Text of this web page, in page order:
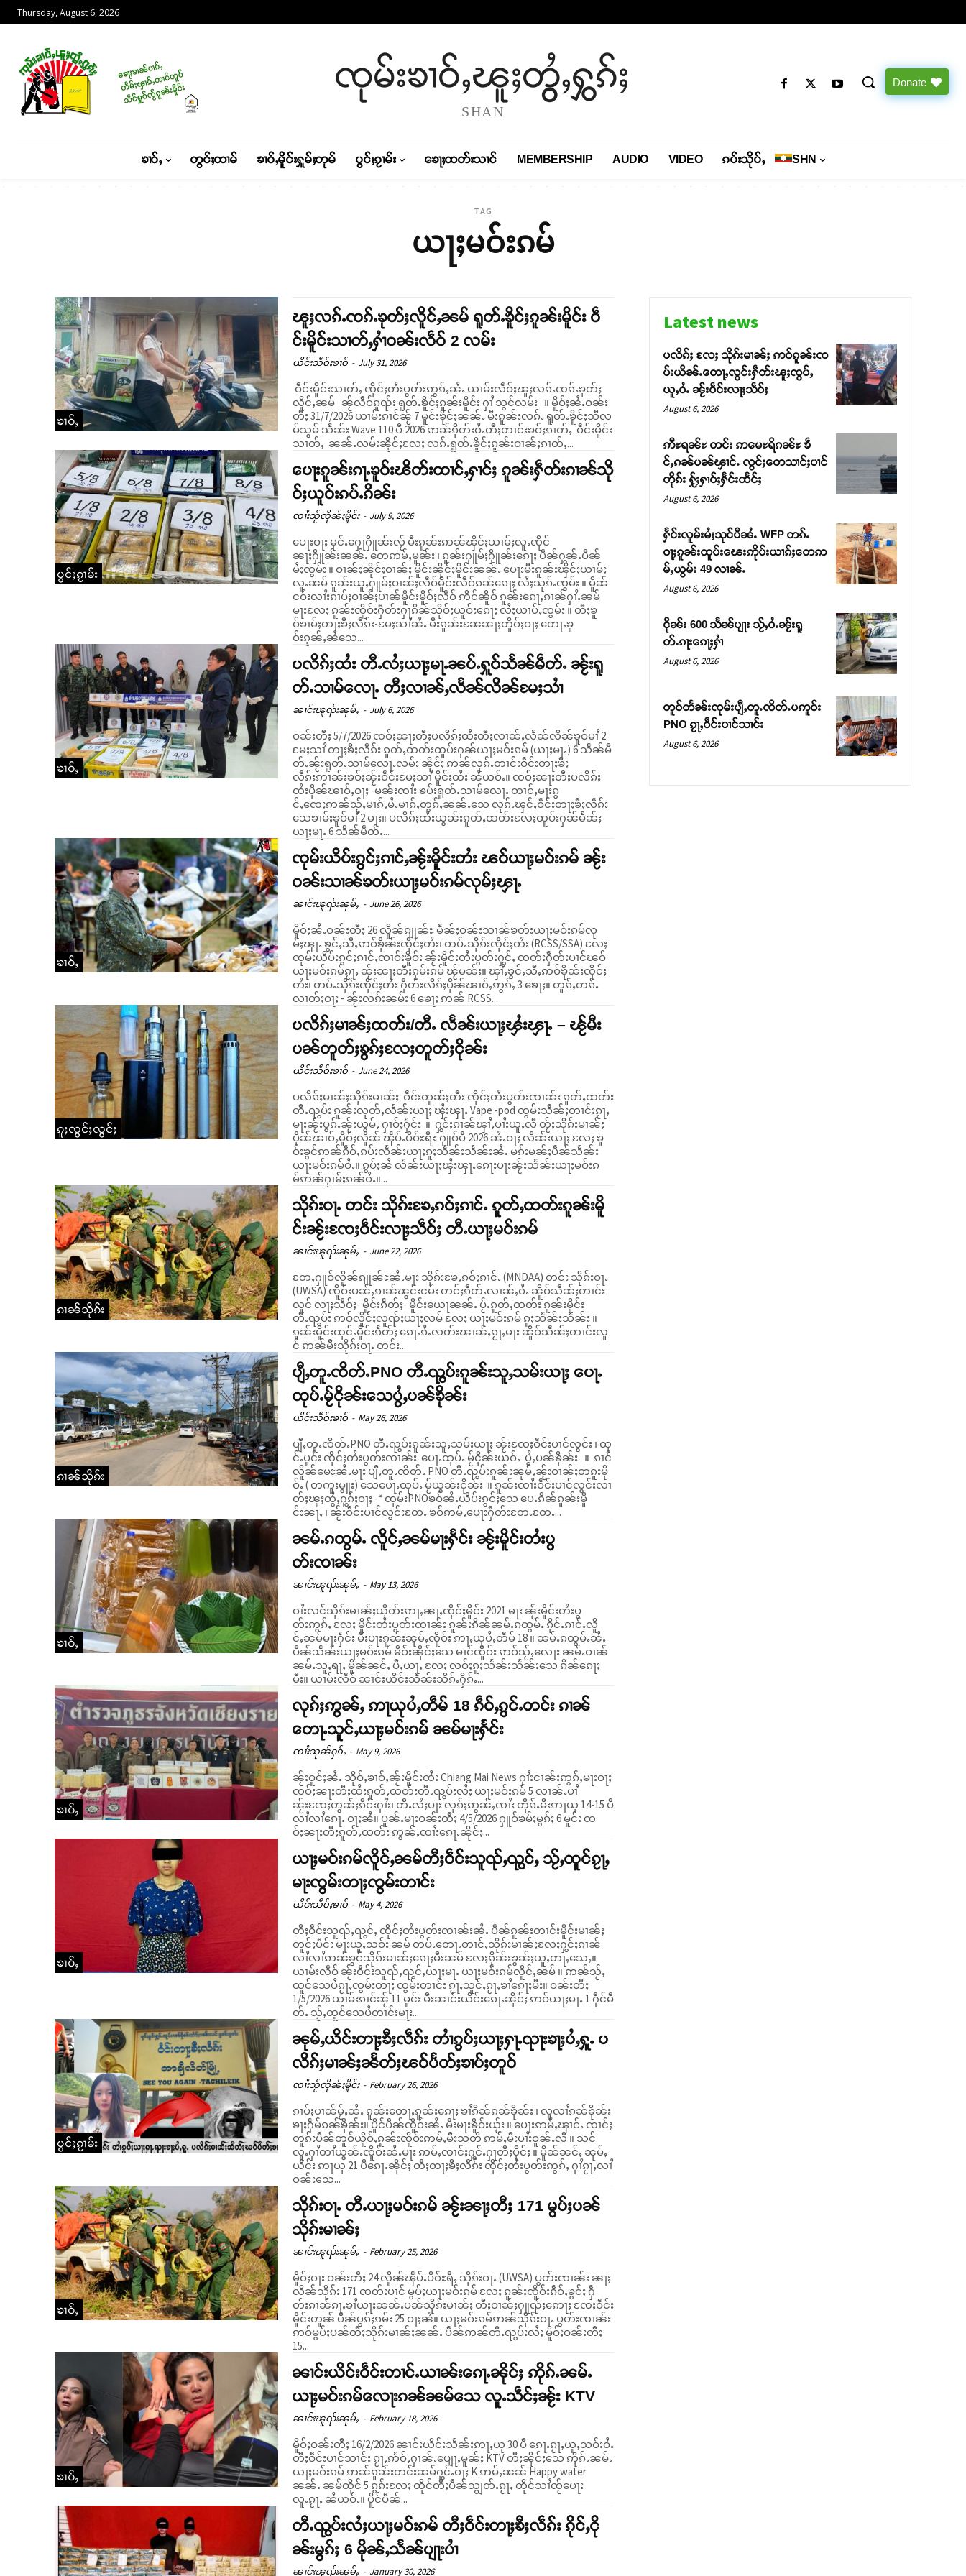
Thursday, August 6, 2026
ၸုမ်းၶၢဝ်ႇၽူႈတွႆႇႁွၵ်ႈ
SHAN
Donate
ၶၢဝ်ႇ တွင်ႈထၢမ် ၶၢဝ်ႇမိူင်းႁူမ်ႈတုမ် ပွင်ႈၵႂၢမ်း ၶေႃႈထတ်းသၢင် MEMBERSHIP AUDIO VIDEO ၵပ်းသိုပ်ႇ SHN
TAG
ယႃႈမဝ်းၵမ်
ၶၢဝ်ႇ
ၽူႈလၵ်ႉၸၵ်ႉၶုတ်ႈလိူင်ႇၼမ် ရူတ်ႉၶိူင်ႈၵူၼ်းမိူင်း ဝဵ
င်းမိူင်းသၢတ်ႇႁၢႆဝၼ်းလဵဝ် 2 လမ်း
ယိင်းသဵဝ်ႈၶၢဝ် - July 31, 2026
ဝဵင်းမိူင်းသၢတ်ႇ ၸိုင်ႈတႆးပွတ်းဢွၵ်ႇၼႆႉ ယၢမ်းလဵဝ်ႈၽူႈလၵ်ႉၸၵ်ႉၶုတ်ႈ
လိူင်ႇၼမ် ၼႂ်လဵဝ်ၵူၺ်း ရူတ်ႉၶိူင်ႈၵူၼ်းမိူင်း ႁၢႆ သွင်လမ်း ။ မိူဝ်ႈၼႆႉဝၼ်း
တီႈ 31/7/2026 ယၢမ်းၵၢင်ၼႂ် 7 မူင်းၶိုင်ႈၼၼ်ႉ မီးၵူၼ်းလၵ်ႉ ရူတ်ႉၶိူင်ႈသီလ
မ်သွမ် သႅၼ်း Wave 110 ပီ 2026 ဢၼ်ၵိုတ်းဝႆႉတီႈတၢင်းၶဝ်ႈၵၢတ်ႇ ဝဵင်းမိူင်း
သၢတ်ႇ ၼၼ်ႉလမ်းၼိုင်ႈလႄႈ လၵ်ႉရူတ်ႉၶိူင်ႈၵူၼ်းဝၢၼ်ႈၵၢတ်ႇ...
ပွင်ႈၵႂၢမ်း
ပေႃးၵူၼ်းၵႃႉၶူဝ်းၽိတ်းထၢင်ႇႁၢင်ႈ ၵူၼ်းႁဵတ်းၵၢၼ်သို
ဝ်ႈယူဝ်းၵပ်ႉၵိၼ်း
ၸၢႆးသႂ်ၸိုၼ်ႈမိူင်း - July 9, 2026
ပေႃးဝႃႈ မုင်ႉႁေႃႁိူၼ်းလႂ် မီးၵူၼ်းဢၼ်ၾိင်ႈယၢမ်ႈလူႉၸိုင်
ၼႃႈႁိူၼ်းၼၼ်ႉ တေဢမ်ႇမူၼ်း ၊ ၵူၼ်းႁူမ်ႈႁိူၼ်းၵေႃႈ ပဵၼ်ႁွၼ်ႉပဵၼ်
မႆႈၸွမ်း ။ ဝၢၼ်ႈၼိုင်ႈဝၢၼ်ႈ မိူင်းၼိုင်ႈမိူင်းၼၼ်ႉ ပေႃးမီးၵူၼ်းၾိင်ႈယၢမ်ႈ
လူႉၼမ် ၵူၼ်းယူႇႁူမ်ႈဝၢၼ်ႈလဵဝ်မိူင်းလဵဝ်ၵၼ်ၵေႃႈ လႆႈသုၵ်ႉၸွမ်း ။ မိူၼ်
ငဝ်းလၢႆးၵၢပ်ႈဝၢၼ်ႈပၢၼ်မိူင်းမိူဝ်ႈလဵဝ် ဢိင်ၼိူဝ် ၵူၼ်းၵေႃႇၵၢၼ်ႁၢႆႉၼမ်
မႃးလႄႈ ၵူၼ်းၸိူဝ်းႁဵတ်းႁႃၵိၼ်သိုဝ်ႈယူဝ်းၵေႃႈ လႆႈယၢပ်ႇၸွမ်း ။ တီႈၶူ
ဝ်ၶၢမ်ႈတႃႈၶီႈလဵၵ်း-မႄႈသၢႆၼႆႉ မီးၵူၼ်းၼႄၼႃႈတိူဝ်ႈဝႃႈ တေႃႉၶူ
ဝ်းၵုၼ်ႇၼႆသေ...
ၶၢဝ်ႇ
ပလိၵ်ႈထႆး တီႉလႆႈယႃႈမႃႉၼပ်ႉႁူဝ်သႅၼ်မဵတ်ႉ ၼႂ်းရူ
တ်ႉသၢမ်လေႃႉ တီႈလၢၼ်ႇလႅၼ်လိၼ်မႄႈသၢႆ
ၼၢင်းၽူၺ်းၼုမ်ႇ - July 6, 2026
ဝၼ်းတီႈ 5/7/2026 ၸဝ်ႈၼႃႈတီႈပလိၵ်ႈထႆးတီႈလၢၼ်ႇလႅၼ်လိၼ်ၶူဝ်မၢႆ 2
မႄႈသၢႆ တႃႈၶီႈလဵၵ်း ၵူတ်ႇထတ်းထူပ်းႁၼ်ယႃႈမဝ်းၵမ် (ယႃႈမႃႉ) 6 သႅၼ်မဵ
တ်ႉၼႂ်းရူတ်ႉသၢမ်လေႃႉလမ်း ၼိုင်ႈ ဢၼ်လုၵ်ႉတၢင်းဝဵင်းတႃႈၶီႈ
လဵၵ်းဢၢၼ်းၶဝ်ႈၼႂ်းဝဵင်းမႄႈသၢႆ မိူင်းထႆး ၼႆယဝ်ႉ။ ၸဝ်ႈၼႃႈတီႈပလိၵ်ႈ
ထႆးပိုၼ်ၽၢဝ်ႇဝႃႈ -မၼ်းၸၢႆး ၶပ်းရူတ်ႉသၢမ်လေႃႉ တၢင်ႇမႃးၵွ
င်ႇၸေႈဢၼ်သႂ်ႇမၢၵ်ႇမႆႉမၢၵ်ႇတွၵ်ႇၼၼ်ႉသေ လုၵ်ႉၾင်ႇဝဵင်းတႃႈၶီႈလဵၵ်း
သေၶၢမ်ႈၶူဝ်မၢႆ 2 မႃး။ ပလိၵ်ႈထႆးယွၼ်းၵူတ်ႇထတ်းလႄႈထူပ်းႁၼ်မႅၼ်ႈ
ယႃႈမႃႉ 6 သႅၼ်မဵတ်ႉ...
ၶၢဝ်ႇ
ၸုမ်းယိပ်းၵွင်ႈၵၢင်ႇၼႂ်းမိူင်းတႆး ၽဝ်ယႃႈမဝ်းၵမ် ၼႂ်း
ဝၼ်းသၢၼ်ၶတ်းယႃႈမဝ်းၵမ်လုမ်ႈၾႃႉ
ၼၢင်းၽူၺ်းၼုမ်ႇ - June 26, 2026
မိူဝ်ႈၼႆႉဝၼ်းတီႈ 26 လိူၼ်ၵျုၼ်ႊ မႅၼ်ႈဝၼ်းသၢၼ်ၶတ်းယႃႈမဝ်းၵမ်လု
မ်ႈၾႃႉ ၶွင်ႇသီႇဢဝ်ၶိုၼ်းၸိုင်ႈတႆး၊ တပ်ႉသိုၵ်းၸိုင်ႈတႆး (RCSS/SSA) လႄႈ
ၸုမ်းယိပ်းၵွင်ႈၵၢင်ႇၸၢဝ်းၶိူဝ်း ၼႂ်းမိူင်းတႆးပွတ်းႁွင်ႇ ၸတ်းႁဵတ်းပၢင်ၽဝ်
ယႃႈမဝ်းၵမ်ၵႂႃႇ ၼႂ်းၼႃႈတီႈၵုမ်းၵမ် ၽႂ်မၼ်း။ ၾၢႆႇၶွင်ႇသီႇဢဝ်ၶိုၼ်းၸိုင်ႈ
တႆး၊ တပ်ႉသိုၵ်းၸိုင်ႈတႆး ႁဵတ်းလိၵ်ႈပိုၼ်ၽၢဝ်ႇဢွၵ်ႇ 3 ၶေႃႈ။ တူၵ်ႇတၵ်ႉ
လၢတ်ႈဝႃႈ - ၼႂ်းလၵ်းၼမ်း 6 ၶေႃႈ ဢၼ် RCSS...
ၵူႈလွင်ႈလွင်ႈ
ပလိၵ်ႈမၢၼ်ႈထတ်း/တီႉ လႅၼ်းယႃႈၾႆးၾႃႉ – ၽႂ်မီး
ပၼ်တူတ်ႈၶွၵ်ႈလႄႈတူတ်ႈငိုၼ်း
ယိင်းသဵဝ်ႈၶၢဝ် - June 24, 2026
ပလိၵ်ႈမၢၼ်ႈသိုၵ်းမၢၼ်ႈ ဝဵင်းတူၼ်ႈတီး ၸိုင်ႈတႆးပွတ်းၸၢၼ်း ၵူတ်ႇထတ်း
တီႉၺွပ်း ၵူၼ်းလုတ်ႇလႅၼ်းယႃႈ ၾႆးၾႃႉ Vape -pod ၸွမ်းသဵၼ်ႈတၢင်းၵႂႃႇ
မႃးၼႂ်းပွၵ်ႉၼႂ်းယွမ်ႇ ႁၢဝ်ႈႁႅင်း ။ ႁွင်ႈၵၢၼ်ၾၢႆႇပၢႆးယူႇလီ တႂ်ႈသိုၵ်းမၢၼ်ႈ
ပိုၼ်ၽၢဝ်ႇမိူဝ်ႈလိူၼ် ၾႅပ်ႉပိဝ်ႊရီႊ ႁူဝ်ပီ 2026 ၼႆႉဝႃႈ လႅၼ်းယႃႈ လႄႈ ၶူ
ဝ်းၶွင်ဢၼ်ၵဵဝ်ႇၵပ်းလႅၼ်းယႃႈၵူႈသႅၼ်းသႅၼ်းၼႆႉ မၵ်းမၼ်ႈပဵၼ်သႅၼ်း
ယႃႈမဝ်းၵမ်ဝႆႉ။ ၵွပ်ႈၼႆ လႅၼ်းယႃႈၾႆးၾႃႉၵေႃႈပႃးၼႂ်းသႅၼ်းယႃႈမဝ်းၵ
မ်ဢၼ်ႁၢမ်ႈၵၼ်ဝႆႉ။...
ၵၢၼ်သိုၵ်း
သိုၵ်းဝႃႉ တင်း သိုၵ်းၶႄႇၵဝ်ႈၵၢင်ႉ ၵူတ်ႇထတ်းၵူၼ်းမိူ
င်းၼႂ်းၸႄႈဝဵင်းလႃႈသဵဝ်ႈ တီႉယႃႈမဝ်းၵမ်
ၼၢင်းၽူၺ်းၼုမ်ႇ - June 22, 2026
တႄႇႁူဝ်လိူၼ်ၵျုၼ်ႊၼႆႉမႃး သိုၵ်းၶႄႇၵဝ်ႈၵၢင်ႉ (MNDAA) တင်း သိုၵ်းဝႃႉ
(UWSA) ၸိူဝ်းပၼ်ႇၵၢၼ်ၽွင်းငမ်း တင်ႈၵဵတ်ႉလၢၼ်ႇဝႆႉ ၼိူဝ်သဵၼ်ႈတၢင်း
လူင် လႃႈသဵဝ်ႈ- မိူင်းၵႅတ်ႈ- မိူင်းယေႃၼၼ်ႉ ပႂ်ႉၵူတ်ႇထတ်း ၵူၼ်းမိူင်း
တီႉၺွပ်း ဢဝ်လိူင်ႈလူၺ်ႈယႃႈလမ် လႄႈ ယႃႈမဝ်းၵမ် ၵူႈသႅၼ်းသႅၼ်း ။
ၵူၼ်းမိူင်းထုင်ႉမိူင်းၵႅတ်ႈ ၵေႃႉၵႆႉလတ်းၽၢၼ်ႇၵႂႃႇမႃး ၼိူဝ်သဵၼ်ႈတၢင်းလူ
င် ဢၼ်မီးသိုၵ်းဝႃႉ တင်း...
ၵၢၼ်သိုၵ်း
ပျီႇတူႉၸိတ်ႉPNO တီႉၺွပ်းၵူၼ်းသူႇသမ်းယႃႈ ပေႃႉ
ထုပ်ႉမႂ်ငိုၼ်းသေပွႆႇပၼ်ၶိုၼ်း
ယိင်းသဵဝ်ႈၶၢဝ် - May 26, 2026
ပျီႇတူႉၸိတ်ႉPNO တီႉၺွပ်းၵူၼ်းသူႇသမ်းယႃႈ ၼႂ်းၸႄႈဝဵင်းပၢင်လွင်း ၊ ထု
င်ႉပူင်း ၸိုင်ႈတႆးပွတ်းၸၢၼ်း ပေႃႉထုပ်ႉ မႂ်ငိုၼ်းယဝ်ႉ ပွႆႇပၼ်ၶိုၼ်း ။ ၵၢင်
လိူၼ်မေႊၼႆႉမႃး ပျီႇတူႉၸိတ်ႉ PNO တီႉၺွပ်းၵူၼ်းၼုမ်ႇၼႂ်းဝၢၼ်ႈတၵူးမို
ဝ်ႉ ( တကူးမွူး) သေပေႃႉထုပ်ႉ မႂ်ယွၼ်းငိုၼ်း ။ ၵူၼ်းၸၢႆးဝဵင်းပၢင်လွင်းလၢ
တ်ႈၽူႈတွႆႇႁွၵ်ႈဝႃႈ -“ ၸုမ်းPNOၶဝ်ၼႆႉယိပ်းၵွင်ႈသေ ပေႉၵိၼ်ၵူၼ်းမိူ
င်းၼႃႇ ၊ ၼႂ်းဝဵင်းပၢင်လွင်းတႄႉ ၶဝ်ဢမ်ႇပေႃးႁဵတ်းတႄႉတႄႉ...
ၶၢဝ်ႇ
ၼမ်ႉၵထွမ်ႉ လိူင်ႇၼမ်မႃးႁႅင်း ၼႂ်းမိူင်းတႆးပွ
တ်းၸၢၼ်း
ၼၢင်းၽူၺ်းၼုမ်ႇ - May 13, 2026
ဝၢႆးလင်သိုၵ်းမၢၼ်ႈယိုတ်းဢႃႇၼႃႇၸိုင်ႈမိူင်း 2021 မႃး ၼႂ်းမိူင်းတႆးပွ
တ်းဢွၵ်ႇ လႄႈ မိူင်းတႆးပွတ်းၸၢၼ်း ၵူၼ်းၵိၼ်ၼမ်ႉၵထွမ်ႉ ၵိုင်ႉၵၢင်ႉလိူ
င်ႇၼမ်မႃးႁႅင်း မီးပႃးၵူၼ်းၼုမ်ႇၸိူဝ်း ဢႃႇယုပႆႇတဵမ် 18 ။ ၼမ်ႉၵထွမ်ႉၼႆႉ
ပဵၼ်သႅၼ်းယႃႈမဝ်းၵမ် မဵဝ်းၼိုင်ႈသေ မၢင်ၸိူဝ်း ဢဝ်သႂ်ႇလေႃး ၼမ်ႉဝၢၼ်
ၼမ်ႉသူႇရႃႇ မိူၼ်ၼင်ႇ ပီႇယႃႇ လႄႈ လဝ်ႈၵူႈသႅၼ်းသႅၼ်းသေ ၵိၼ်ၵေႃႈ
မီး။ ယၢမ်းလဵဝ် ၼၢင်းယိင်းသႅၼ်းသိၵ်ႉႁိၵ်ႉ...
ၶၢဝ်ႇ
လုၵ်ႈဢွၼ်ႇ ဢႃယုပႆႇတဵမ် 18 ၵဵဝ်ႇၵွင်ႉတင်း ၵၢၼ်
တေႃႉသူင်ႇယႃႈမဝ်းၵမ် ၼမ်မႃးႁႅင်း
ၸၢႆးသုၼ်ႁၵ်ႉ - May 9, 2026
ၼႂ်းဝူင်ႈၼႆႉ သိုဝ်ႇၶၢဝ်ႇၼႂ်းမိူင်းထႆး Chiang Mai News ႁၢႆးငၢၼ်းဢွၵ်ႇမႃးဝႃႈ
ၸဝ်ႈၼႃႈတီႈထႆးၵူတ်ႇထတ်းတီႉၺွပ်းလႆႈ ယႃႈမဝ်းၵမ် 5 လၢၼ်ႉပၢႆ
ၼႂ်းၸႄႈတွၼ်ႈၵဵင်းႁၢႆး၊ တီႉလႆႈပႃး လုၵ်ႈဢွၼ်ႇၸၢႆး တိုၵ်ႉမီးဢႃယု 14-15 ပီ
လၢႆလၢႆၵေႃႉ ဝႃႈၼႆ။ ပူၼ်ႉမႃးဝၼ်းတီႈ 4/5/2026 ႁူဝ်ၶမ်ႈမွၵ်ႈ 6 မူင်း ၸ
ဝ်ႈၼႃႈတီႈၵူတ်ႇထတ်း ဢွၼ်ႇၸၢႆးၵေႃႉၼိုင်ႈ...
ၶၢဝ်ႇ
ယႃႈမဝ်းၵမ်လိူင်ႇၼမ်တီႈဝဵင်းသူၺ်ႇၺွင်ႇ သႂ်ႇထူင်ၵႂႃႇ
မႃးၸွမ်းတႃႈၸွမ်းတၢင်း
ယိင်းသဵဝ်ႈၶၢဝ် - May 4, 2026
တီႈဝဵင်းသူၺ်ႇၺွင်ႇ ၸိုင်ႈတႆးပွတ်းၸၢၼ်းၼႆႉ ပဵၼ်ၵူၼ်းတၢင်းမိူင်းမၢၼ်ႈ
တူင်ႈပဵင်း မႃးယူႇသဝ်း ၼမ် တပ်ႉတေႃႉတၢင်ႇသိုၵ်းမၢၼ်ႈလႄႈႁွင်ႈၵၢၼ်
လၢႆလၢႆဢၼ်ၶွင်သိုၵ်းမၢၼ်ႈၵေႃႈမီးၼမ် လႄႈၵိုၼ်းၶွၼ်ႈယူႇတႃႇသေႇ။
ယၢမ်းလဵဝ် ၼႂ်းဝဵင်းသူၺ်ႇၺွင်ႇယႃႈမႃႉ ယႃႈမဝ်းၵမ်လိူင်ႇၼမ် ။ ဢၼ်သႂ်ႇ
ထူင်သေပႆၵႂႃႇၸွမ်းတႃႈ ၸွမ်းတၢင်း ၵႂႃႇသူင်ႇၵႂႃႇၶၢႆၵေႃႈမီး။ ဝၼ်းတီႈ
1/5/2026 ယၢမ်းၵၢင်ၼႂ် 11 မူင်း မီးၼၢင်းယိင်းၵေႃႉၼိုင်ႈ ဢဝ်ယႃႈမႃႉ 1 ႁဵင်မဵ
တ်ႉ သႂ်ႇထူင်သေပႆတၢင်းမႃး...
ပွင်ႈၵႂၢမ်း
ၼုမ်ႇယိင်းတႃႈၶီႈလဵၵ်း တၢႆၵွပ်ႈယႃႈႁႃႉၺႃးၶႃႈပႆႇႁူႉ ပ
လိၵ်ႈမၢၼ်ႈၼႅတ်ႈၽဝ်ပႅတ်ႈၶၢပ်ႈတူဝ်
ၸၢႆးသႂ်ၸိုၼ်ႈမိူင်း - February 26, 2026
ၵၢပ်ႈပၢၼ်မႂ်ႇၼႆႉ ၵူၼ်းတေႃႇၵူၼ်းၵေႃႈ ၶၢႆၵိၼ်ၵၼ်ၶိုၼ်း ၊ လူလၢႆၵၼ်ၶိုၼ်း
ၶႃႈႁႅမ်ၵၼ်ၶိုၼ်း။ ပိူင်ပဵၼ်ၸိူဝ်းၼႆႉ မီးမႃးၶိူဝ်းယႂ်း ။ ပေႃးဢမ်ႇၾၢင်ႉ ၸၢင်ႈ
တူၵ်းပဵၼ်တူဝ်ယိူဝ်ႇၵူၼ်းၸိူဝ်းဢမ်ႇမီးသတိ ဢမ်ႇမီးပၢႆးဝူၼ်ႉလီ ။ သင်
လူႉႁၢႆတၢႆယွၼ်ႉၸိူဝ်းၼႆႉမႃး ဢမ်ႇၸၢင်ႈႁွင်ႉႁႃတီႈပိုင်ႈ ။ မိူၼ်ၼင်ႇ ၼုမ်ႇ
ယိင်း ဢႃယု 21 ပီၵေႃႉၼိုင်ႈ တီႈတႃႈၶီႈလဵၵ်း ၸိုင်ႈတႆးပွတ်းဢွၵ်ႇ ႁၢႆၵႂႃႇလၢႆ
ဝၼ်းသေ...
ၶၢဝ်ႇ
သိုၵ်းဝႃႉ တီႉယႃႈမဝ်းၵမ် ၼႂ်းၼႃႈတီႈ 171 မွပ်ႈပၼ်
သိုၵ်းမၢၼ်ႈ
ၼၢင်းၽူၺ်းၼုမ်ႇ - February 25, 2026
မိူဝ်ႈဝႃး ဝၼ်းတီႈ 24 လိူၼ်ၾႅပ်ႉပိဝ်ႊရီႇ သိုၵ်းဝႃႉ (UWSA) ပွတ်းၸၢၼ်း ၼႃႈ
လိၼ်သိုၵ်း 171 ၸတ်းပၢင် မွပ်ႈယႃႈမဝ်းၵမ် လႄႈ ၵူၼ်းၸိူဝ်းၵဵဝ်ႇၶွင်ႈ ႁဵ
တ်းၵၢၼ်ၵႃႉၶၢႆယႃႈၼၼ်ႉပၼ်သိုၵ်းမၢၼ်ႈ တီႈဝၢၼ်ႈႁူၺ်ႈဢေႃႈ ၸႄႈဝဵင်း
မိူင်းတူၼ် ပဵၼ်ပွၵ်ႈၵမ်း 25 ဝႃႈၼႆ။ ယႃႈမဝ်းၵမ်ဢၼ်သိုၵ်းဝႃႉ ပွတ်းၸၢၼ်း
ဢဝ်မွပ်ႈပၼ်တီႈသိုၵ်းမၢၼ်ႈၼၼ်ႉ ပဵၼ်ဢၼ်တီႉၺွပ်းလႆႈ မိူဝ်ႈဝၼ်းတီႈ
15...
ၶၢဝ်ႇ
ၼၢင်းယိင်းဝဵင်းတၢင်ႉယၢၼ်းၵေႃႉၼိုင်ႈ ဢိုၵ်ႉၼမ်ႉ
ယႃႈမဝ်းၵမ်လေႃးၵၼ်ၼမ်သေ လူႉသဵင်ႈၼႂ်း KTV
ၼၢင်းၽူၺ်းၼုမ်ႇ - February 18, 2026
မိူဝ်ႈဝၼ်းတီႈ 16/2/2026 ၼၢင်းယိင်းသႅၼ်းဢႃႇယု 30 ပီ ၵေႃႉၵႂႃႇယူႇသဝ်းဝႆႉ
တီႈဝဵင်းပၢင်သၢင်း ၵႂႃႇဢႅဝ်ႇႁၢၼ်ႉပျေႃႇမူၼ်ႈ KTV တီႈၼိုင်ႈသေ ဢိုၵ်ႉၼမ်ႉ
ယႃႈမဝ်းၵမ် ဢၼ်ၵူၼ်းတင်းၼမ်ႁွင်ႉဝႃႈ K ဢမ်ႇၼၼ် Happy water
ၼၼ်ႉ ၼမ်ထိုင် 5 ၵွၵ်းလႄႈ ထိုင်တီႈပဵၼ်သျွတ်ႉၵႂႃႇ ထိုင်သၢႆၸႂ်ပေႃး
လူႉၵႂႃႇ ၼႆယဝ်ႉ။ ပိူင်ပဵၼ်...
တီႉၺွပ်းလႆႈယႃႈမဝ်းၵမ် တီႈဝဵင်းတႃႈၶီႈလဵၵ်း ၵိုင်ႇငို
ၼ်းမွၵ်ႈ 6 မိုၼ်ႇသႅၼ်ပျႃးပၢႆ
ၼၢင်းၽူၺ်းၼုမ်ႇ - January 30, 2026
Latest news
ပလိၵ်ႈ လႄႈ သိုၵ်းမၢၼ်ႈ ဢဝ်ၵူၼ်းၸ
ပ်းယိၼ်ႉတေႃႇလွင်းႁဵတ်းၽူႈၸွပ်ႇ
ယူႇဝႆႉ ၼႂ်းဝဵင်းလႃႈသဵဝ်ႈ
August 6, 2026
ဢီႊရၼ်ႊ တင်း ဢမေႊရိၵၼ်ႊ ၶဵ
င်ႇၵၼ်ပၼ်ၾၢင်ႉ လွင်ႈတေသၢင်ႈပၢင်
တိုၵ်း ႁႂ်ႈႁၢဝ်ႈႁႅင်းထႅင်ႈ
August 6, 2026
ႁႅင်းလူမ်းမႆႈသုင်ပီၼႆႉ WFP တၵ်ႉ
ဝႃႈၵူၼ်းထူပ်းၽေးဢိုပ်းယၢၵ်ႈတေဢ
မ်ႇယွမ်း 49 လၢၼ်ႉ
August 6, 2026
ငိုၼ်း 600 သႅၼ်ပျႃး သႂ်ႇဝႆႉၼႂ်းရူ
တ်ႉၵႃးၵေႃႈႁၢႆ
August 6, 2026
တူဝ်တႅၼ်းၸုမ်းပျီႇတူႉၸိတ်ႉပဢူဝ်း
PNO ၵႂႃႇဝဵင်းပၢင်သၢင်း
August 6, 2026